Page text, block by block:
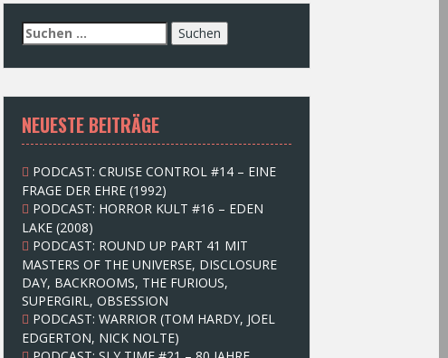
S
u
c
e
n
n
c
h
:
NEUESTE BEITRÄGE
PODCAST: CRUISE CONTROL #14 – EINE
FRAGE DER EHRE (1992)
PODCAST: HORROR KULT #16 – EDEN
LAKE (2008)
PODCAST: ROUND UP PART 41 MIT
MASTERS OF THE UNIVERSE, DISCLOSURE
DAY, BACKROOMS, THE FURIOUS,
SUPERGIRL, OBSESSION
PODCAST: WARRIOR (TOM HARDY, JOEL
EDGERTON, NICK NOLTE)